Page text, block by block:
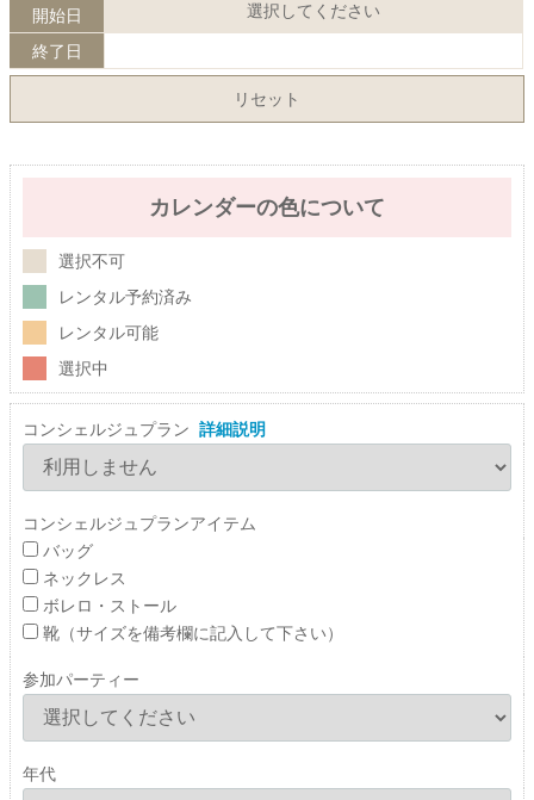
開始日 選択してください
終了日
リセット
カレンダーの色について
選択不可
レンタル予約済み
レンタル可能
選択中
コンシェルジュプラン 詳細説明
コンシェルジュプランアイテム
バッグ
ネックレス
ボレロ・ストール
靴（サイズを備考欄に記入して下さい）
参加パーティー
年代